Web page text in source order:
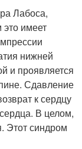
Лабоса,
имеет
нижней
и проявляется
Сдавление
к серд­цу
В целом,
Этот синдром